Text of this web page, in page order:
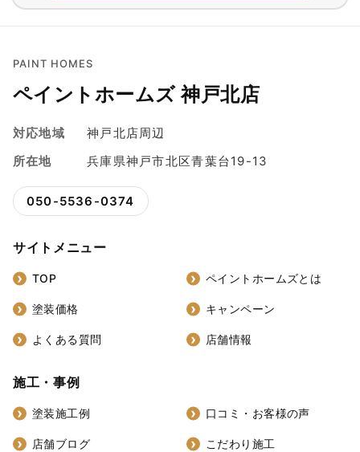
PAINT HOMES
ペイントホームズ 神戸北店
対応地域
神戸北店周辺
所在地
兵庫県神戸市北区青葉台19-13
050-5536-0374
サイトメニュー
TOP ペイントホームズとは
塗装価格 キャンペーン
よくある質問 店舗情報
施工・事例
塗装施工例 口コミ・お客様の声
店舗ブログ こだわり施工